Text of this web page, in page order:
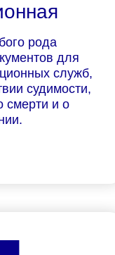
рода
для
служб,
судимости,
смерти и о